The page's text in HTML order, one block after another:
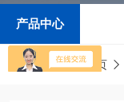
产品中心
当前位置：首页